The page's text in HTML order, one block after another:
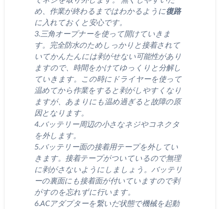
め、作業が終わるまではわかるように復路
に入れておくと安心です。
3.三角オープナーを使って開けていきま
す。完全防水のためしっかりと接着されて
いてかんたんには剥がせない可能性があり
ますので、時間をかけてゆっくりと分解し
ていきます。この時にドライヤーを使って
温めてから作業をすると剥がしやすくなり
ますが、あまりにも温め過ぎると故障の原
因となります。
4.バッテリー周辺の小さなネジやコネクタ
を外します。
5.バッテリー面の接着用テープを外してい
きます。接着テープがついているので無理
に剥がさないようにしましょう。バッテリ
ーの裏面にも接着面が付いていますので剥
がすのを忘れずに行います。
6.ACアダプターを繋いだ状態で機械を起動